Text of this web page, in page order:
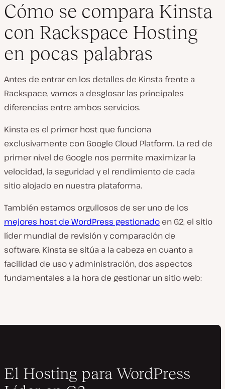
Cómo se compara Kinsta
con Rackspace Hosting
en pocas palabras
Antes de entrar en los detalles de Kinsta frente a
Rackspace, vamos a desglosar las principales
diferencias entre ambos servicios.
Kinsta es el primer host que funciona
exclusivamente con Google Cloud Platform. La red de
primer nivel de Google nos permite maximizar la
velocidad, la seguridad y el rendimiento de cada
sitio alojado en nuestra plataforma.
También estamos orgullosos de ser uno de los
mejores host de WordPress gestionado en G2, el sitio
líder mundial de revisión y comparación de
software. Kinsta se sitúa a la cabeza en cuanto a
facilidad de uso y administración, dos aspectos
fundamentales a la hora de gestionar un sitio web:
El Hosting para WordPress